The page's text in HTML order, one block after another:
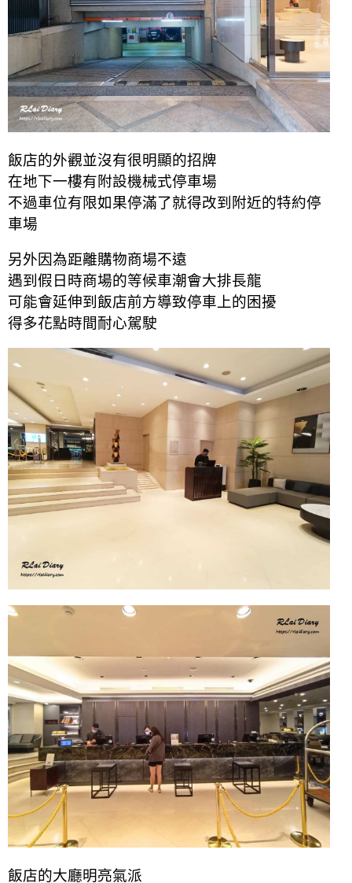
飯店的外觀並沒有很明顯的招牌
在地下一樓有附設機械式停車場
不過車位有限如果停滿了就得改到附近的特約停
車場
另外因為距離購物商場不遠
遇到假日時商場的等候車潮會大排長龍
可能會延伸到飯店前方導致停車上的困擾
得多花點時間耐心駕駛
飯店的大廳明亮氣派